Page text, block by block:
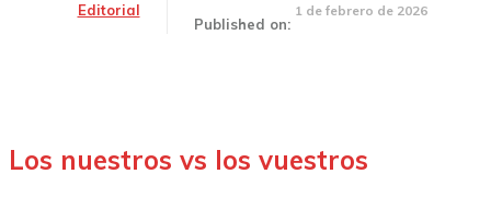
Editorial
Published on:
1 de febrero de 2026
Los nuestros vs los vuestros